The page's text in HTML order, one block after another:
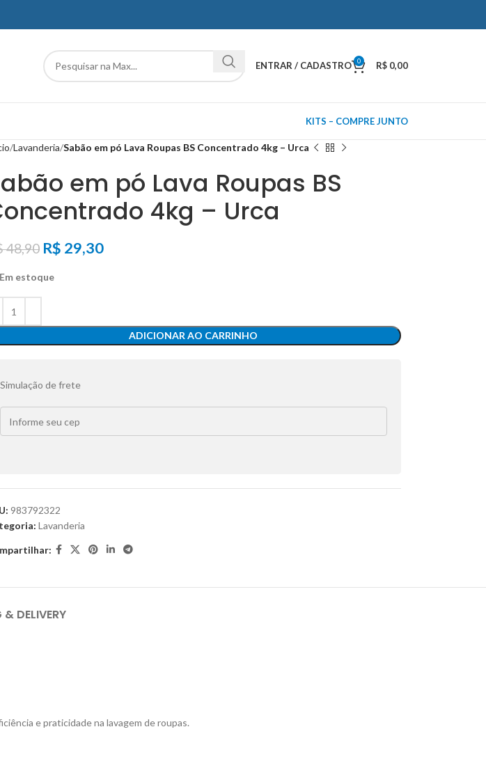
ENTRAR / CADASTRO 0 R$ 0,00
KITS – COMPRE JUNTO
Lavanderia Sabão em pó Lava Roupas BS Concentrado 4kg – Urca
em pó Lava Roupas BS
4kg – Urca
48,90 R$ 29,30
Em estoque
ADICIONAR AO CARRINHO
Simulação de frete
983792322
Lavanderia
& DELIVERY
e praticidade na lavagem de roupas.